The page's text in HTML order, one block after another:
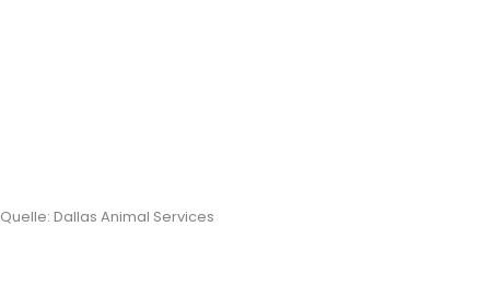
Quelle: Dallas Animal Services